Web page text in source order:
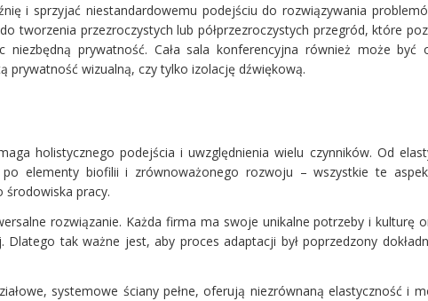
i sprzyjać niestandardowemu podejściu do rozwiązywania
tworzenia przezroczystych lub półprzezroczystych przegród, które
niezbędną prywatność. Cała sala konferencyjna również może być
prywatność wizualną, czy tylko izolację dźwiękową.
holistycznego podejścia i uwzględnienia wielu czynników. Od
po elementy biofilii i zrównoważonego rozwoju – wszystkie te
pracy.
rozwiązanie. Każda firma ma swoje unikalne potrzeby i kulturę
tak ważne jest, aby proces adaptacji był poprzedzony
systemowe ściany pełne, oferują niezrównaną elastyczność i